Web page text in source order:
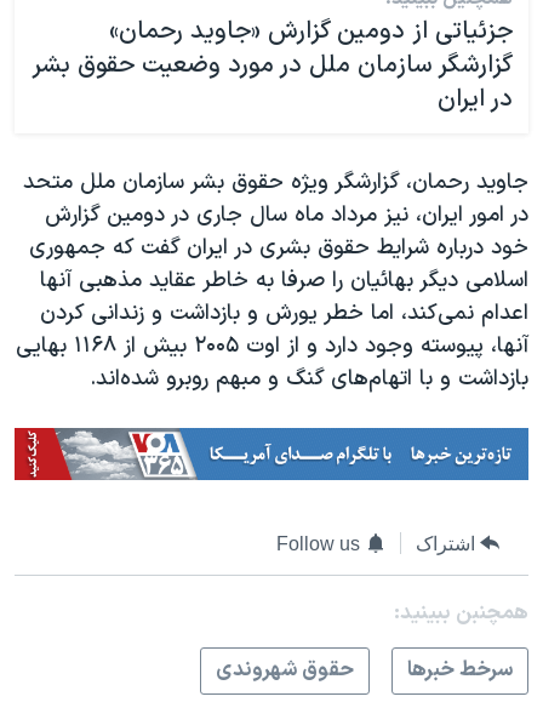
جزئیاتی از دومین گزارش «جاوید رحمان»
گزارشگر سازمان ملل در مورد وضعیت حقوق بشر
در ایران
جاوید رحمان، گزارشگر ویژه حقوق بشر سازمان ملل متحد
در امور ایران، نیز مرداد ماه سال جاری در دومین گزارش
خود درباره شرایط حقوق بشری در ایران گفت که جمهوری
اسلامی دیگر بهائیان را صرفا به خاطر عقاید مذهبی آنها
اعدام نمی‌کند، اما خطر یورش و بازداشت و زندانی کردن
آنها، پیوسته وجود دارد و از اوت ۲۰۰۵ بیش از ۱۱۶۸ بهایی
بازداشت و با اتهام‌های گنگ و مبهم روبرو شده‌اند.
اشتراک Follow us
همچنبن ببینید:
سرخط خبرها
حقوق شهروندی